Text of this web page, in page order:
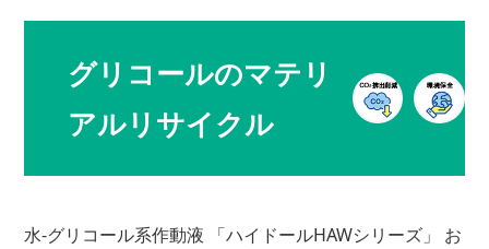
グリコールのマテリ
アルリサイクル
水-グリコール系作動液 「ハイドールHAWシリーズ」 お